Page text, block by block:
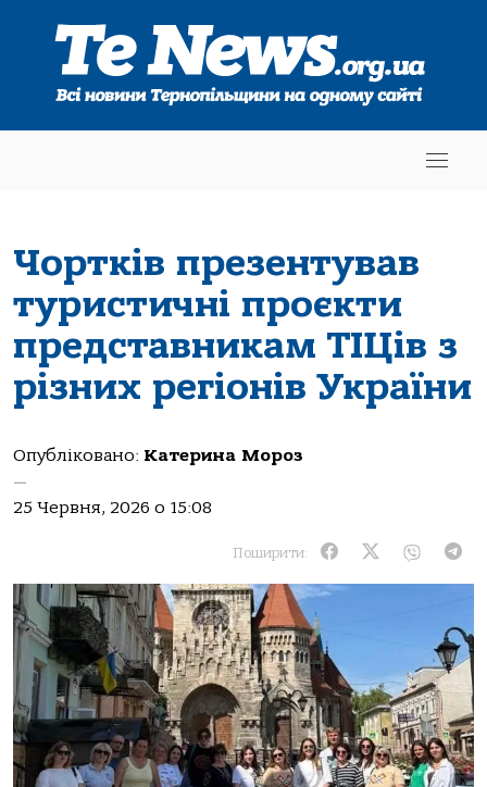
Чортків презентував
туристичні проєкти
представникам ТІЦів з
різних регіонів України
Опубліковано: Катерина Мороз
—
25 Червня, 2026 о 15:08
Поширити: